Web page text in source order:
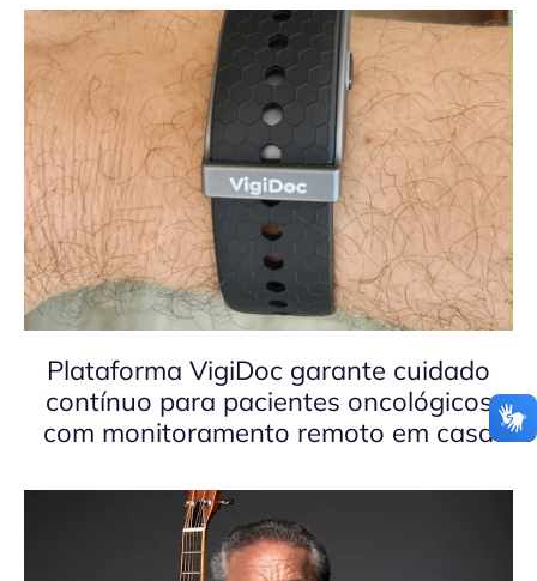
Plataforma VigiDoc garante cuidado
contínuo para pacientes oncológicos
com monitoramento remoto em casa